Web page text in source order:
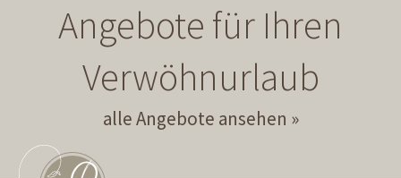
Angebote für Ihren
Verwöhnurlaub
alle Angebote ansehen